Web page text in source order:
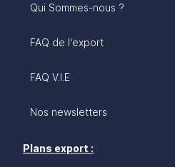
Qui Sommes-nous ?
FAQ de l'export
FAQ V.I.E
Nos newsletters
Plans export :